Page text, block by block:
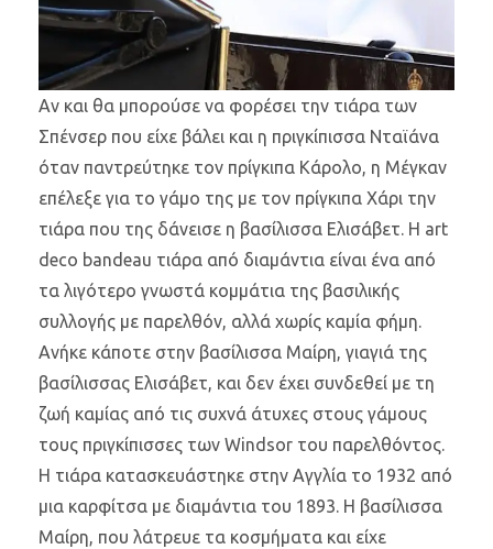
Αν και θα μπορούσε να φορέσει την τιάρα των
Σπένσερ που είχε βάλει και η πριγκίπισσα Νταϊάνα
όταν παντρεύτηκε τον πρίγκιπα Κάρολο, η Μέγκαν
επέλεξε για το γάμο της με τον πρίγκιπα Χάρι την
τιάρα που της δάνεισε η βασίλισσα Ελισάβετ. Η art
deco bandeau τιάρα από διαμάντια είναι ένα από
τα λιγότερο γνωστά κομμάτια της βασιλικής
συλλογής με παρελθόν, αλλά χωρίς καμία φήμη.
Ανήκε κάποτε στην βασίλισσα Μαίρη, γιαγιά της
βασίλισσας Ελισάβετ, και δεν έχει συνδεθεί με τη
ζωή καμίας από τις συχνά άτυχες στους γάμους
τους πριγκίπισσες των Windsor του παρελθόντος.
Η τιάρα κατασκευάστηκε στην Αγγλία το 1932 από
μια καρφίτσα με διαμάντια του 1893. Η βασίλισσα
Μαίρη, που λάτρευε τα κοσμήματα και είχε